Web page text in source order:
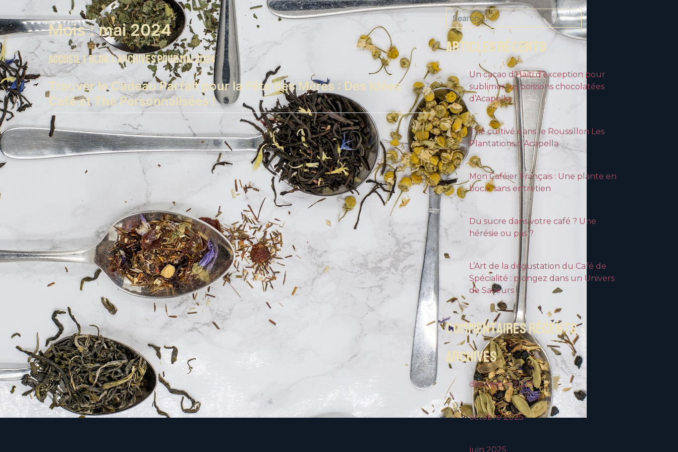
Mois :mai 2024
Accueil|Blog |Archives pour mai 2024
Trouver le Cadeau Parfait pour la Fête des Mères : Des Idées
Café et Thé Personnalisées !
ARTICLES RÉCENTS
Un cacao d’Haïti d’exception pour
sublimer les boissons chocolatées
d’Acapella
Thé cultivé dans le Roussillon Les
Plantations d’Acapella
Mon Caféier Français : Une plante en
bocal sans entretien
Du sucre dans votre café ? Une
hérésie ou pas ?
L’Art de la dégustation du Café de
Spécialité : plongez dans un Univers
de Saveurs
COMMENTAIRES RÉCENTS
ARCHIVES
décembre 2025
octobre 2025
juin 2025